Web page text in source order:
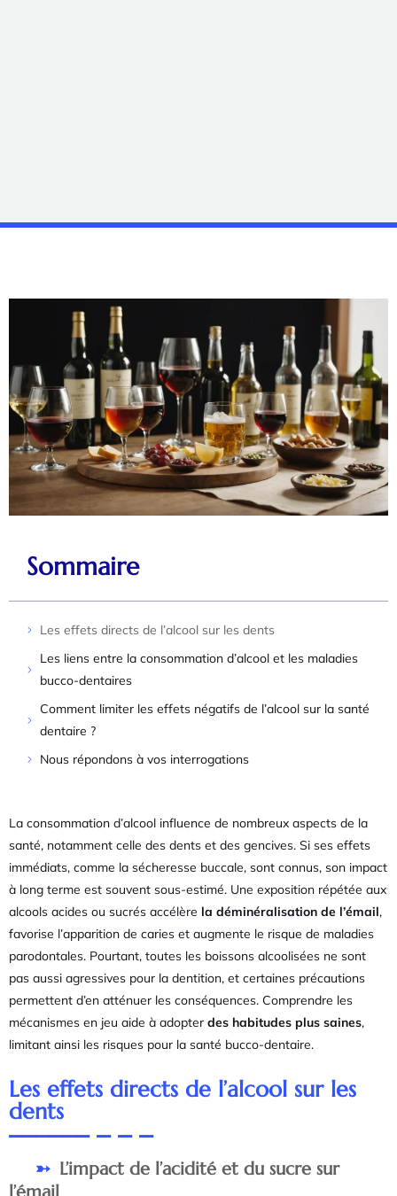
Sommaire
Les effets directs de l’alcool sur les dents
Les liens entre la consommation d’alcool et les maladies
bucco-dentaires
Comment limiter les effets négatifs de l’alcool sur la santé
dentaire ?
Nous répondons à vos interrogations
La consommation d’alcool influence de nombreux aspects de la
santé, notamment celle des dents et des gencives. Si ses effets
immédiats, comme la sécheresse buccale, sont connus, son impact
à long terme est souvent sous-estimé. Une exposition répétée aux
alcools acides ou sucrés accélère la déminéralisation de l’émail,
favorise l’apparition de caries et augmente le risque de maladies
parodontales. Pourtant, toutes les boissons alcoolisées ne sont
pas aussi agressives pour la dentition, et certaines précautions
permettent d’en atténuer les conséquences. Comprendre les
mécanismes en jeu aide à adopter des habitudes plus saines,
limitant ainsi les risques pour la santé bucco-dentaire.
Les effets directs de l’alcool sur les
dents
L’impact de l’acidité et du sucre sur